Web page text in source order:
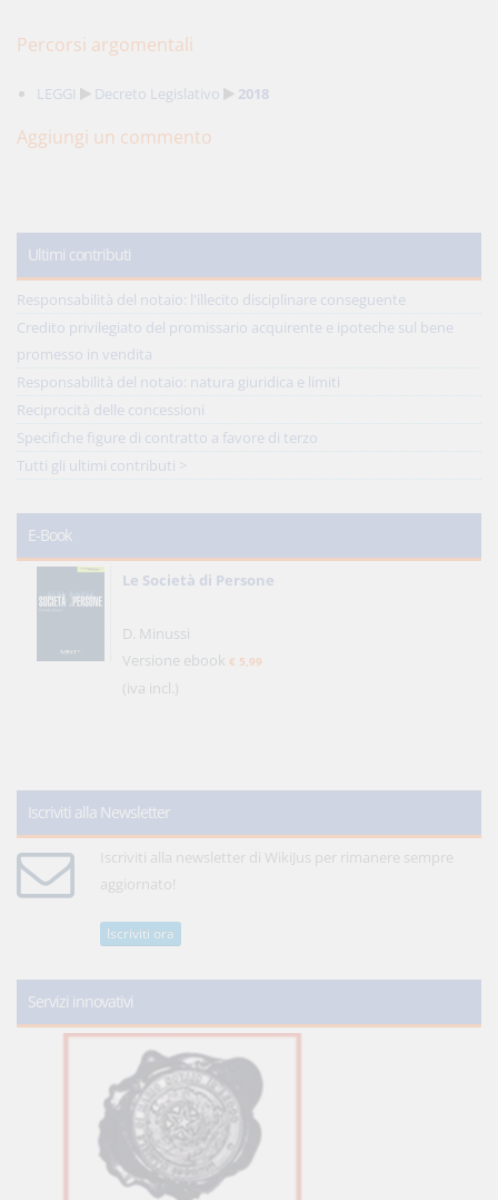
Percorsi argomentali
LEGGI Decreto Legislativo 2018
Aggiungi un commento
Ultimi contributi
Responsabilità del notaio: l'illecito disciplinare conseguente
Credito privilegiato del promissario acquirente e ipoteche sul bene
promesso in vendita
Responsabilità del notaio: natura giuridica e limiti
Reciprocità delle concessioni
Specifiche figure di contratto a favore di terzo
Tutti gli ultimi contributi >
E-Book
Le Società di Persone
D. Minussi
Versione ebook € 5,99
(iva incl.)
Iscriviti alla Newsletter
Iscriviti alla newsletter di WikiJus per rimanere sempre
aggiornato!
Iscriviti ora
Servizi innovativi